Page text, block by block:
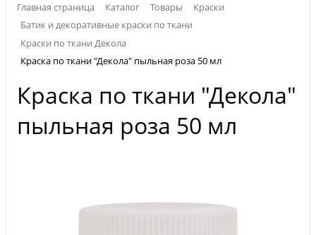
Главная страница Каталог Товары
Краски
Батик и декоративные краски по ткани
Краски по ткани Декола
Краска по ткани "Декола" пыльная роза 50 мл
Краска по ткани "Декола"
пыльная роза 50 мл